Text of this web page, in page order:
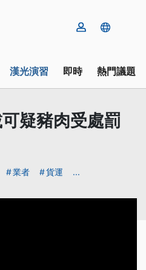
漢光演習 即時 熱門議題
疑豬肉受處罰
業者 貨運 ...